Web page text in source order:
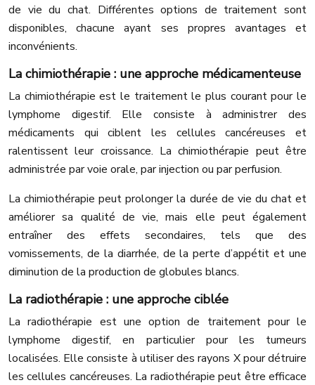
de vie du chat. Différentes options de traitement sont
disponibles, chacune ayant ses propres avantages et
inconvénients.
La chimiothérapie : une approche médicamenteuse
La chimiothérapie est le traitement le plus courant pour le
lymphome digestif. Elle consiste à administrer des
médicaments qui ciblent les cellules cancéreuses et
ralentissent leur croissance. La chimiothérapie peut être
administrée par voie orale, par injection ou par perfusion.
La chimiothérapie peut prolonger la durée de vie du chat et
améliorer sa qualité de vie, mais elle peut également
entraîner des effets secondaires, tels que des
vomissements, de la diarrhée, de la perte d’appétit et une
diminution de la production de globules blancs.
La radiothérapie : une approche ciblée
La radiothérapie est une option de traitement pour le
lymphome digestif, en particulier pour les tumeurs
localisées. Elle consiste à utiliser des rayons X pour détruire
les cellules cancéreuses. La radiothérapie peut être efficace